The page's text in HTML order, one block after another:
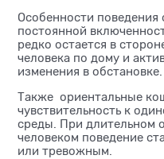
Особенности поведения
постоянной
редко остается в
человека по дому и
изменения в обстановке.
Также ориентальные
чувствительность к
среды. При длительном
человеком поведение
или тревожным.